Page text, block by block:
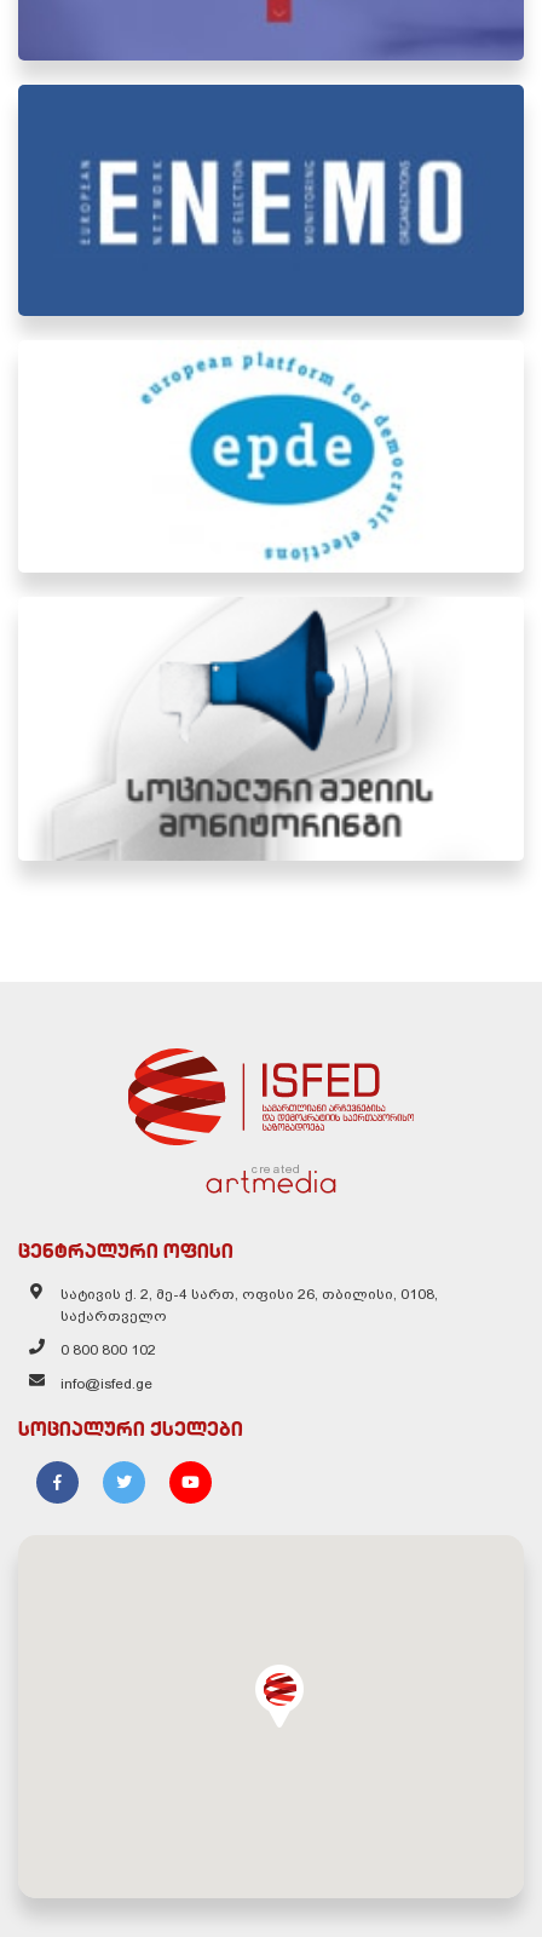
created
ცენტრალური ოფისი
სატივის ქ. 2, მე-4 სართ, ოფისი 26, თბილისი, 0108,
საქართველო
0 800 800 102
info@isfed.ge
სოციალური ქსელები